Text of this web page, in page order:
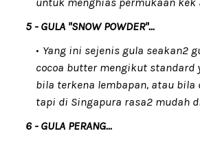
5 - GULA "SNOW POWDER"...
Yang ini sejenis gula seakan2
cocoa butter mengikut standard
bila terkena lembapan, atau
tapi di Singapura rasa2 mudah
6 - GULA PERANG...